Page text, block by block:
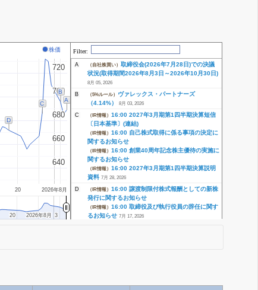
株価
2026年8月
20
640
640
660
660
680
680
700
700
720
720
D
C
B
A
2026年8月
2026年8月
20
20 3
3
Filter:
A （自社株買い） 取締役会(2026年7月28日)での決議
状況(取得期間2026年8月3日～2026年10月30日)
8月 05, 2026
B （5%ルール）
ヴァレックス・パートナーズ
（4.14%）
8月 03, 2026
C （IR情報） 16:00 2027年3月期第1四半期決算短信
〔日本基準〕(連結)
（IR情報） 16:00 自己株式取得に係る事項の決定に
関するお知らせ
（IR情報） 16:00 創業40周年記念株主優待の実施に
関するお知らせ
（IR情報） 16:00 2027年3月期第1四半期決算説明
資料 7月 28, 2026
D （IR情報） 16:00 譲渡制限付株式報酬としての新株
発行に関するお知らせ
（IR情報） 16:00 取締役及び執行役員の辞任に関す
るお知らせ 7月 17, 2026